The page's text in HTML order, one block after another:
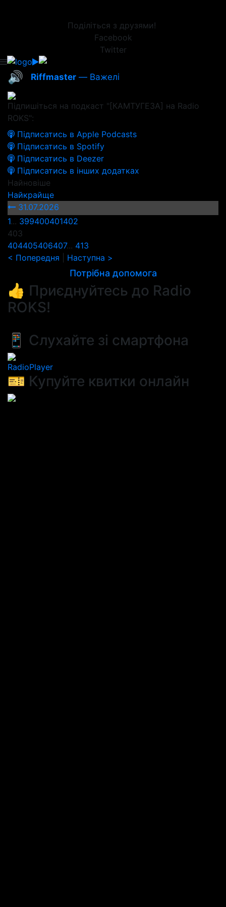
Поділіться з друзями!
Facebook
Twitter
🔊 Riffmaster — Важелі
Підпишіться на подкаст "[КАМТУГЕЗА] на Radio
ROKS":
Підписатись в Apple Podcasts
Підписатись в Spotify
Підписатись в Deezer
Підписатись в інших додатках
Найновіше
Найкрайще
31.07.2026
1... 399400401402
403
404405406407... 413
< Попередня
Наступна >
Потрібна допомога
👍 Приєднуйтесь до Radio
ROKS!
📱 Слухайте зі смартфона
RadioPlayer
🎫 Купуйте квитки онлайн